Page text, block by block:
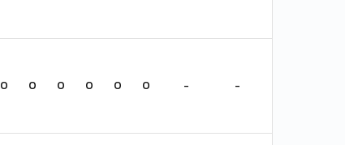
0 0 0 0 0 0 - -